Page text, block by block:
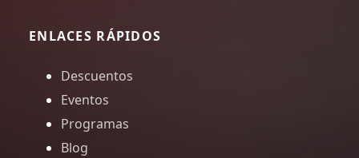
ENLACES RÁPIDOS
Descuentos
Eventos
Programas
Blog